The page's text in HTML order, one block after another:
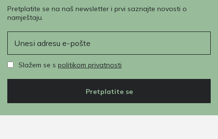
Pretplatite se na naš newsletter i prvi saznajte novosti o
namještaju.
Slažem se s politikom privatnosti
Pretplatite se